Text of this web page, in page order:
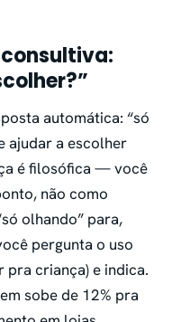
automática: “só
ajudar a escolher
é filosófica — você
não como
olhando” para,
pergunta o uso
pra criança) e indica.
sobe de 12% pra